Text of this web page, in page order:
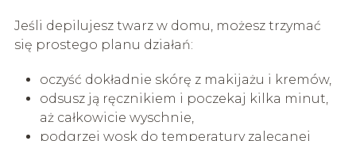
Jeśli depilujesz twarz w domu, możesz trzymać
się prostego planu działań:
oczyść dokładnie skórę z makijażu i kremów,
odsusz ją ręcznikiem i poczekaj kilka minut,
aż całkowicie wyschnie,
podgrzej wosk do temperatury zalecanej